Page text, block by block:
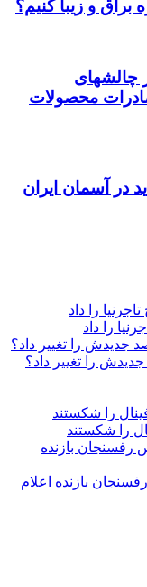
و زیبا کنیم؟
چالشهای
محصولات
در آسمان ایران
را داد
را تغییر داد؟
را شکستند
بازنده اعلام